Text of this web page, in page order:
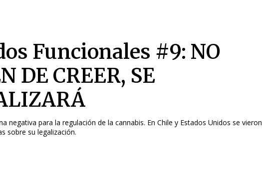
Funcionales #9: NO
DE CREER, SE
negativa para la regulación de la cannabis. En Chile y Estados Unidos se vieron
sobre su legalización.